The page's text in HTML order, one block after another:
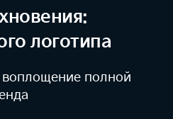
логотипа
полной